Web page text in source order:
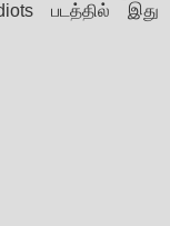
படத்தில் இது